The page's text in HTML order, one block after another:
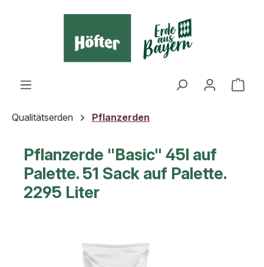
Qualitätserden Pflanzerden
Pflanzerde "Basic" 45l auf
Palette. 51 Sack auf Palette.
2295 Liter
Bildergalerie überspringen